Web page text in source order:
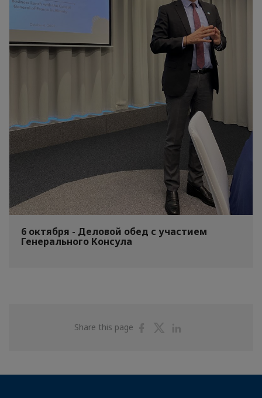
6 октября - Деловой обед с участием
Генерального Консула
Share this page
ShareShare